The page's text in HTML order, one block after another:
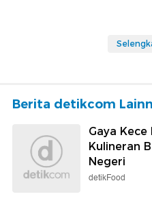
Berita detikcom
Gaya
Kulineran
Negeri
detikFood